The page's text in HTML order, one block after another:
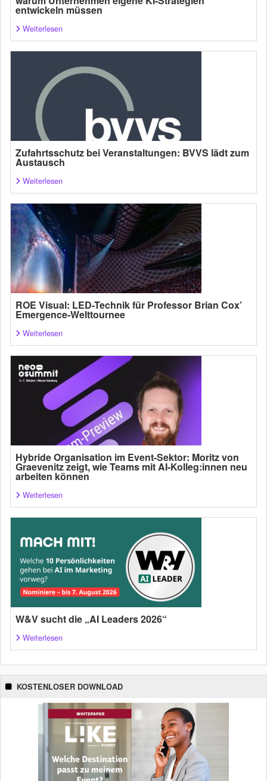
entwickeln müssen
Weiterlesen
Zufahrtsschutz bei Veranstaltungen: BVVS lädt zum
Austausch
Weiterlesen
ROE Visual: LED-Technik für Professor Brian Cox’
Emergence-Welttournee
Weiterlesen
Hybride Organisation im Event-Sektor: Moritz von
Graevenitz zeigt, wie Teams mit AI-Kolleg:innen neu
arbeiten können
Weiterlesen
W&V sucht die „AI Leaders 2026“
Weiterlesen
KOSTENLOSER DOWNLOAD